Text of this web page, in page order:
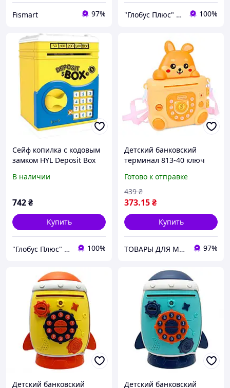
Fismart 97% "Глобус Плюс" интернет-магазин 100%
Сейф копилка с кодовым
замком HYL Deposit Box
В наличии
742₴
Купить
"Глобус Плюс" интернет-магазин 100%
Детский банковский
терминал 813-40 ключ
Готово к отправке
373.15₴
439 ₴
Купить
ТОВАРЫ ДЛЯ МАМ И ДЕТЕЙ 97%
Детский банковский
Детский банковский